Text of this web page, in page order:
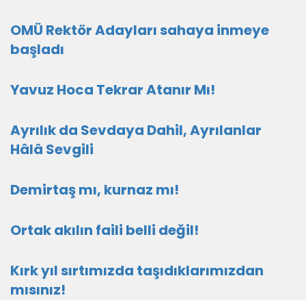
OMÜ Rektör Adayları sahaya inmeye
başladı
Yavuz Hoca Tekrar Atanır Mı!
Ayrılık da Sevdaya Dahil, Ayrılanlar
Hâlâ Sevgili
Demirtaş mı, kurnaz mı!
Ortak akılın faili belli değil!
Kırk yıl sırtımızda taşıdıklarımızdan
mısınız!